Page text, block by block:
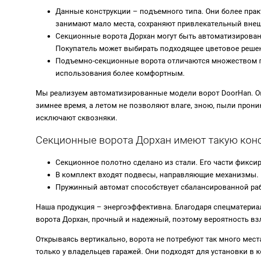
Данные конструкции – подъемного типа. Они более
занимают мало места, сохраняют привлекательный
Секционные ворота Дорхан могут быть
Покупатель может выбирать подходящее цветовое
Подъемно-секционные ворота отличаются множеством
использования более комфортным.
Мы реализуем автоматизированные модели ворот DoorHan.
зимнее время, а летом не позволяют влаге, зною, пыли
исключают сквозняки.
Секционные ворота Дорхан имеют такую
Секционное полотно сделано из стали. Его части
В комплект входят подвесы, направляющие механизмы.
Пружинный автомат способствует сбалансированной
Наша продукция – энергоэффективна. Благодаря
ворота Дорхан, прочный и надежный, поэтому вероятность
Открываясь вертикально, ворота не потребуют так много
только у владельцев гаражей. Они подходят для установки